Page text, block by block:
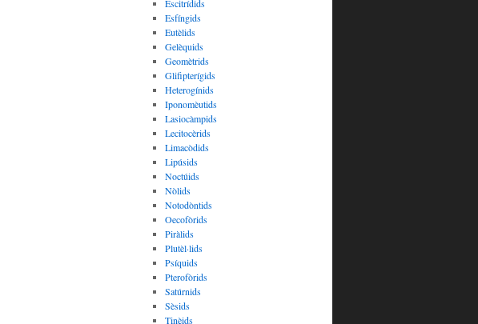
Escitrídids
Esfíngids
Eutèlids
Gelèquids
Geomètrids
Glifipterígids
Heterogínids
Iponomèutids
Lasiocàmpids
Lecitocèrids
Limacòdids
Lipúsids
Noctúids
Nòlids
Notodòntids
Oecofòrids
Piràlids
Plutèl·lids
Psíquids
Pterofòrids
Satúrnids
Sèsids
Tinèids